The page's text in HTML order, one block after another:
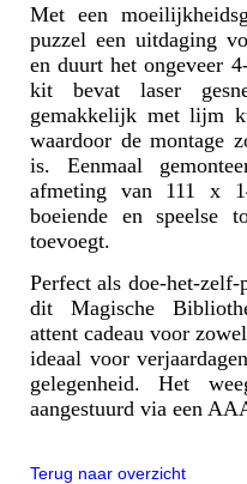
Met een
puzzel een uitdaging
en duurt het ongeveer
kit bevat laser
gemakkelijk met lijm
waardoor de montage
is. Eenmaal
afmeting van 111 x
boeiende en speelse
toevoegt.
Perfect als doe-het-
dit Magische
attent cadeau voor
ideaal voor
gelegenheid. Het
aangestuurd via een
Terug naar overzicht